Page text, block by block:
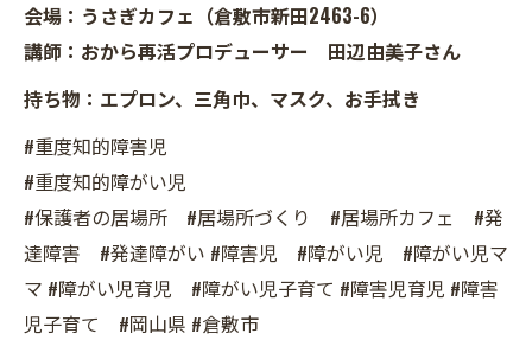
会場：うさぎカフェ（倉敷市新田2463-6）
講師：おから再活プロデューサー 田辺由美子さん
持ち物：エプロン、三角巾、マスク、お手拭き
#重度知的障害児
#重度知的障がい児
#保護者の居場所 #居場所づくり #居場所カフェ #発
達障害 #発達障がい #障害児 #障がい児 #障がい児マ
マ #障がい児育児 #障がい児子育て #障害児育児 #障害
児子育て #岡山県 #倉敷市